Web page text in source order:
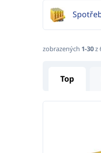
zobrazených 1-30z
Top